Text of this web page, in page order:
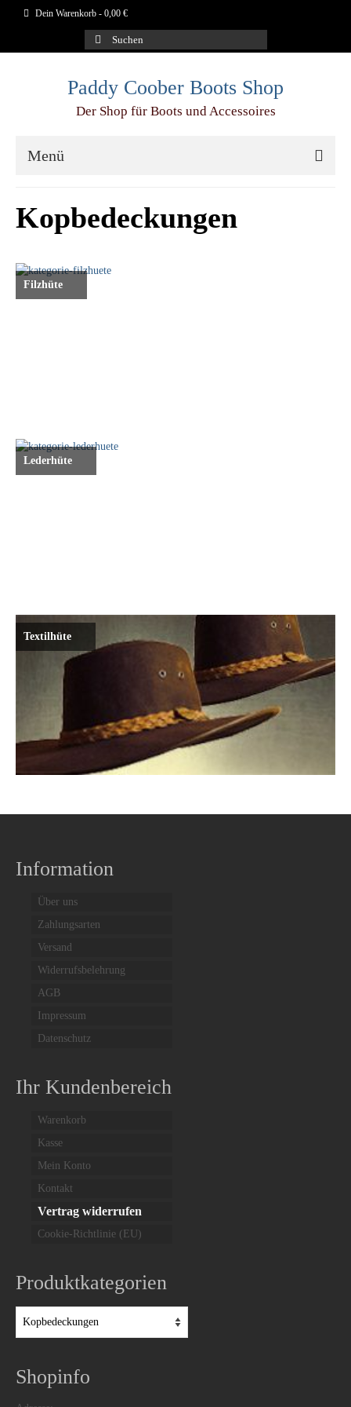
Dein Warenkorb - 0,00 €
Suchen
nach:
Paddy Coober Boots Shop
Der Shop für Boots und Accessoires
Menü
Aigle
Redback
Didgeridoonas
Kakadu
Kopfbedeckungen
Lederhüte
Textilhüte
Kopbedeckungen
Filzhüte
Lederhüte
Textilhüte
Information
Über uns
Zahlungsarten
Versand
Widerrufsbelehrung
AGB
Impressum
Datenschutz
Ihr Kundenbereich
Warenkorb
Kasse
Mein Konto
Kontakt
Vertrag widerrufen
Cookie-Richtlinie (EU)
Produktkategorien
Shopinfo